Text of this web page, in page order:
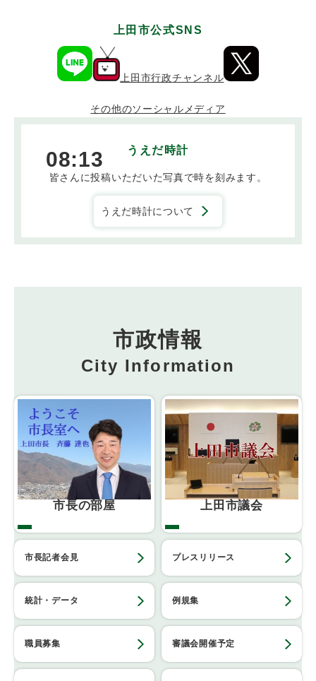
上田市公式SNS
上田市行政チャンネル
その他のソーシャルメディア
08:13 うえだ時計
皆さんに投稿いただいた写真で時を刻みます。
うえだ時計について
市政情報
City Information
市長の部屋 上田市議会
市長記者会見 プレスリリース
統計・データ 例規集
職員募集 審議会開催予定